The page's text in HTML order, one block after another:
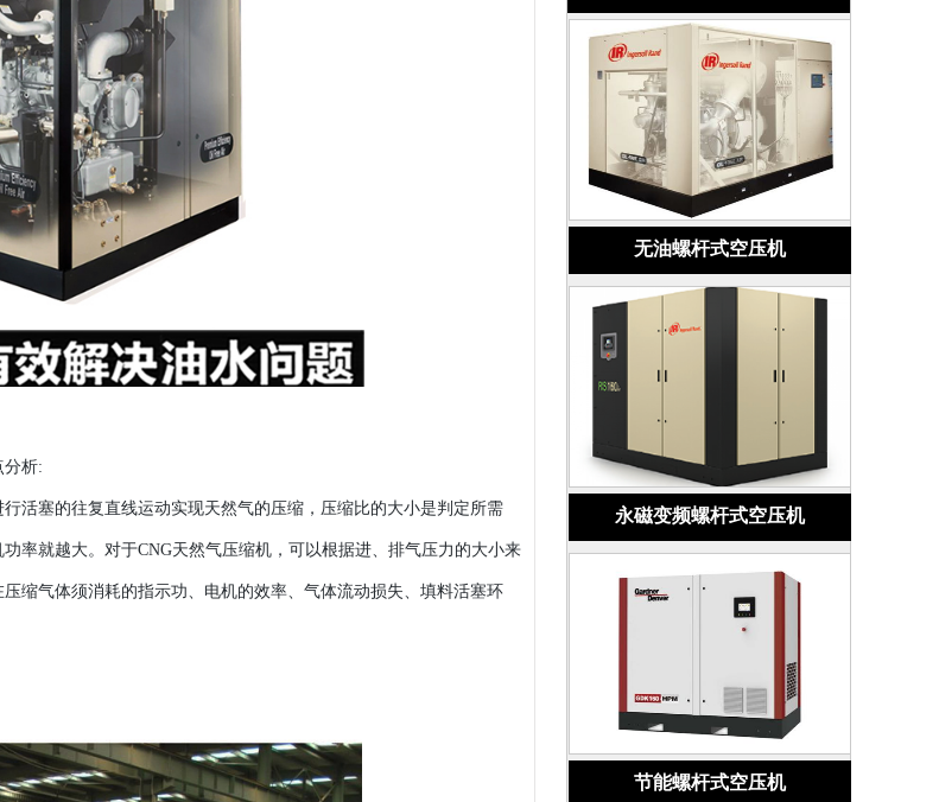
分析:
活塞的往复直线运动实现天然气的压缩，压缩比的大小是判定所需
率就越大。对于CNG天然气压缩机，可以根据进、排气压力的大小来
缩气体须消耗的指示功、电机的效率、气体流动损失、填料活塞环
无油螺杆式空压机
永磁变频螺杆式空压机
节能螺杆式空压机